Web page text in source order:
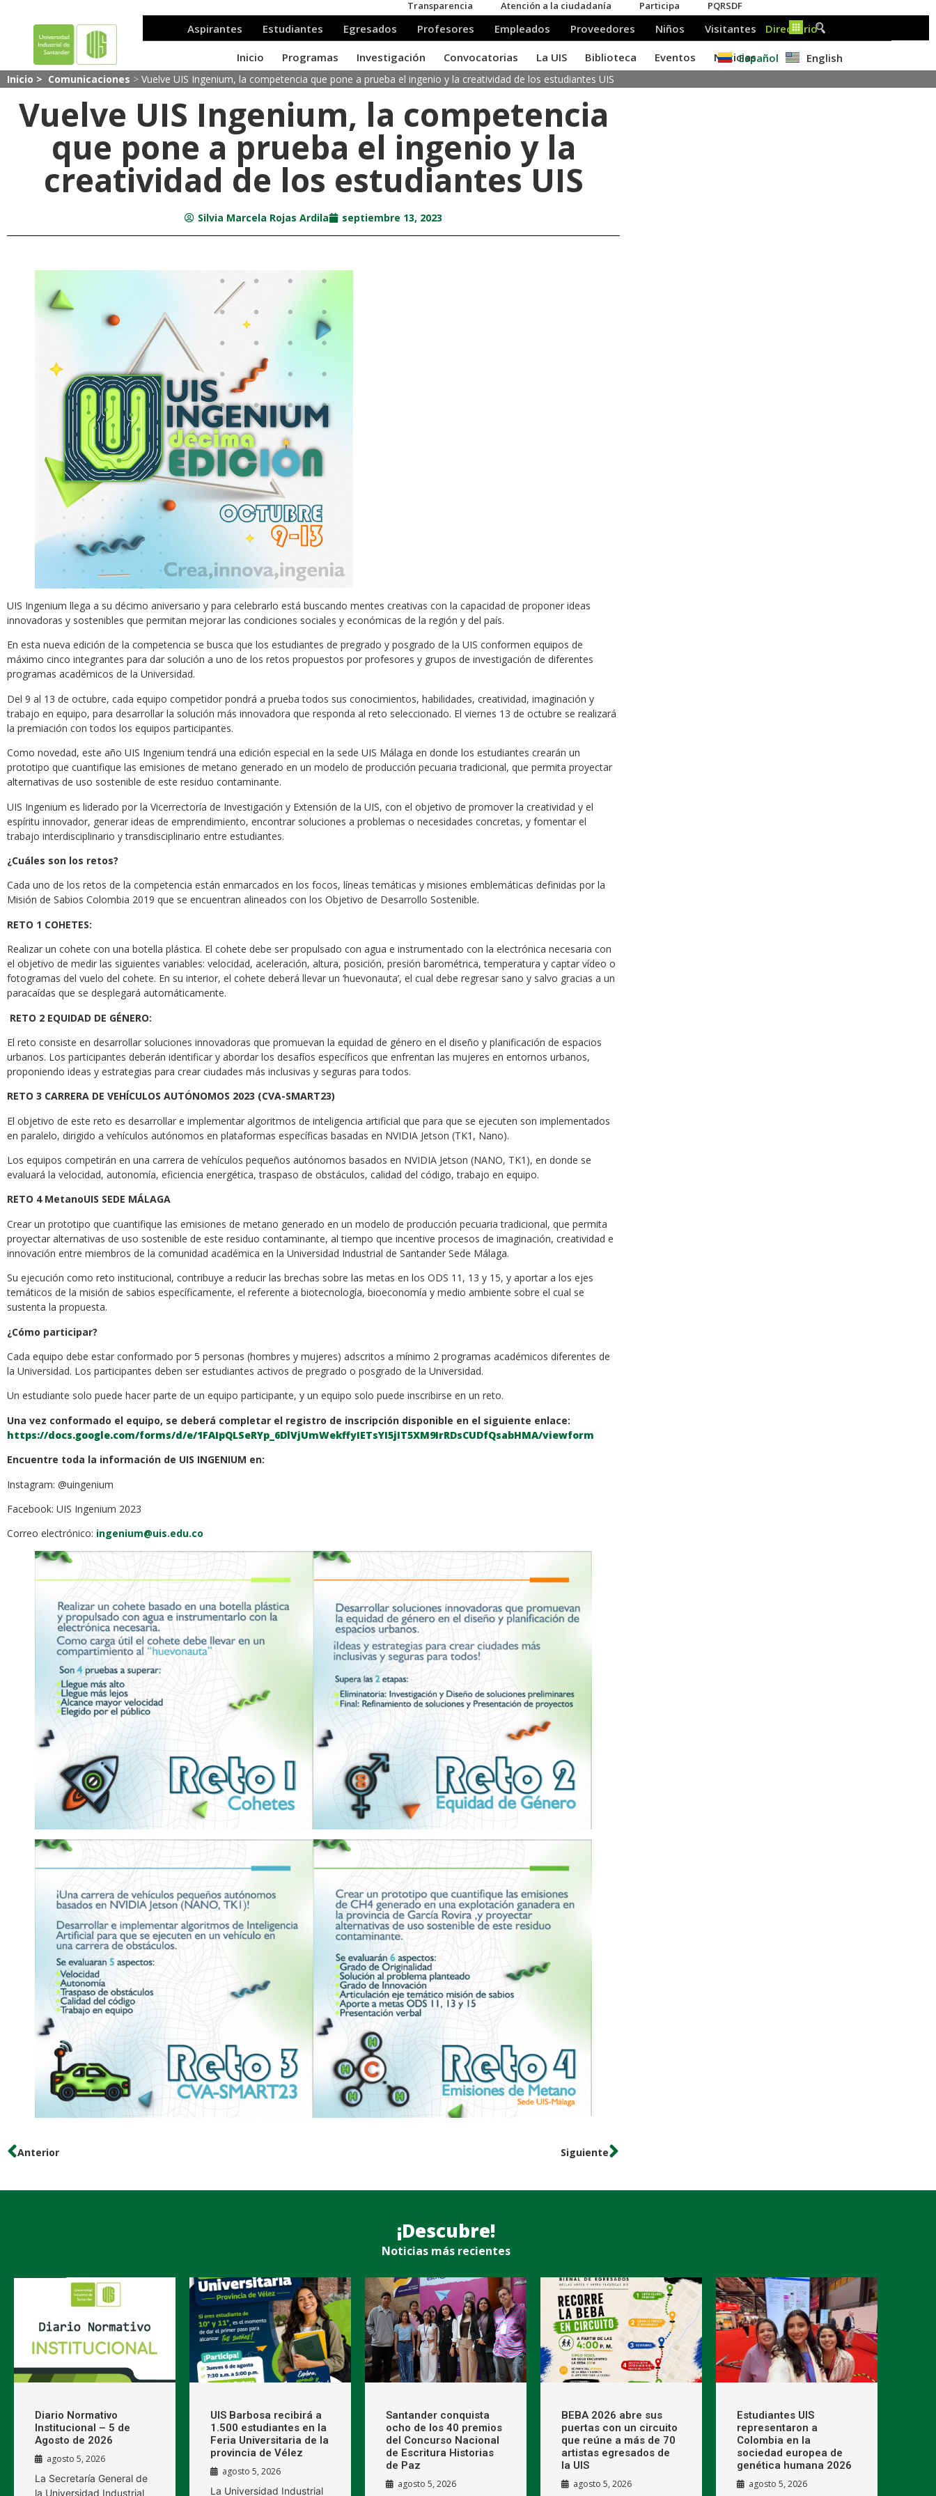
Español English
Inicio > Comunicaciones > Vuelve UIS Ingenium, la competencia que pone a prueba el ingenio y la creatividad de los estudiantes UIS
Vuelve UIS Ingenium, la competencia
que pone a prueba el ingenio y la
creatividad de los estudiantes UIS
Silvia Marcela Rojas Ardila septiembre 13, 2023
UIS Ingenium llega a su décimo aniversario y para celebrarlo está buscando mentes creativas con la capacidad de proponer ideas
innovadoras y sostenibles que permitan mejorar las condiciones sociales y económicas de la región y del país.
En esta nueva edición de la competencia se busca que los estudiantes de pregrado y posgrado de la UIS conformen equipos de
máximo cinco integrantes para dar solución a uno de los retos propuestos por profesores y grupos de investigación de diferentes
programas académicos de la Universidad.
Del 9 al 13 de octubre, cada equipo competidor pondrá a prueba todos sus conocimientos, habilidades, creatividad, imaginación y
trabajo en equipo, para desarrollar la solución más innovadora que responda al reto seleccionado. El viernes 13 de octubre se realizará
la premiación con todos los equipos participantes.
Como novedad, este año UIS Ingenium tendrá una edición especial en la sede UIS Málaga en donde los estudiantes crearán un
prototipo que cuantifique las emisiones de metano generado en un modelo de producción pecuaria tradicional, que permita proyectar
alternativas de uso sostenible de este residuo contaminante.
UIS Ingenium es liderado por la Vicerrectoría de Investigación y Extensión de la UIS, con el objetivo de promover la creatividad y el
espíritu innovador, generar ideas de emprendimiento, encontrar soluciones a problemas o necesidades concretas, y fomentar el
trabajo interdisciplinario y transdisciplinario entre estudiantes.
¿Cuáles son los retos?
Cada uno de los retos de la competencia están enmarcados en los focos, líneas temáticas y misiones emblemáticas definidas por la
Misión de Sabios Colombia 2019 que se encuentran alineados con los Objetivo de Desarrollo Sostenible.
RETO 1 COHETES:
Realizar un cohete con una botella plástica. El cohete debe ser propulsado con agua e instrumentado con la electrónica necesaria con
el objetivo de medir las siguientes variables: velocidad, aceleración, altura, posición, presión barométrica, temperatura y captar vídeo o
fotogramas del vuelo del cohete. En su interior, el cohete deberá llevar un ‘huevonauta’, el cual debe regresar sano y salvo gracias a un
paracaídas que se desplegará automáticamente.
RETO 2 EQUIDAD DE GÉNERO:
El reto consiste en desarrollar soluciones innovadoras que promuevan la equidad de género en el diseño y planificación de espacios
urbanos. Los participantes deberán identificar y abordar los desafíos específicos que enfrentan las mujeres en entornos urbanos,
proponiendo ideas y estrategias para crear ciudades más inclusivas y seguras para todos.
RETO 3 CARRERA DE VEHÍCULOS AUTÓNOMOS 2023 (CVA-SMART23)
El objetivo de este reto es desarrollar e implementar algoritmos de inteligencia artificial que para que se ejecuten son implementados
en paralelo, dirigido a vehículos autónomos en plataformas específicas basadas en NVIDIA Jetson (TK1, Nano).
Los equipos competirán en una carrera de vehículos pequeños autónomos basados en NVIDIA Jetson (NANO, TK1), en donde se
evaluará la velocidad, autonomía, eficiencia energética, traspaso de obstáculos, calidad del código, trabajo en equipo.
RETO 4 MetanoUIS SEDE MÁLAGA
Crear un prototipo que cuantifique las emisiones de metano generado en un modelo de producción pecuaria tradicional, que permita
proyectar alternativas de uso sostenible de este residuo contaminante, al tiempo que incentive procesos de imaginación, creatividad e
innovación entre miembros de la comunidad académica en la Universidad Industrial de Santander Sede Málaga.
Su ejecución como reto institucional, contribuye a reducir las brechas sobre las metas en los ODS 11, 13 y 15, y aportar a los ejes
temáticos de la misión de sabios específicamente, el referente a biotecnología, bioeconomía y medio ambiente sobre el cual se
sustenta la propuesta.
¿Cómo participar?
Cada equipo debe estar conformado por 5 personas (hombres y mujeres) adscritos a mínimo 2 programas académicos diferentes de
la Universidad. Los participantes deben ser estudiantes activos de pregrado o posgrado de la Universidad.
Un estudiante solo puede hacer parte de un equipo participante, y un equipo solo puede inscribirse en un reto.
Una vez conformado el equipo, se deberá completar el registro de inscripción disponible en el siguiente enlace:
https://docs.google.com/forms/d/e/1FAIpQLSeRYp_6DlVjUmWekffyIETsYI5jIT5XM9IrRDsCUDfQsabHMA/viewform
Encuentre toda la información de UIS INGENIUM en:
Instagram: @uingenium
Facebook: UIS Ingenium 2023
Correo electrónico: ingenium@uis.edu.co
Anterior Siguiente
¡Descubre!
Noticias más recientes
Diario Normativo
Institucional – 5 de
Agosto de 2026
agosto 5, 2026
La Secretaría General de
la Universidad Industrial
UIS Barbosa recibirá a
1.500 estudiantes en la
Feria Universitaria de la
provincia de Vélez
agosto 5, 2026
La Universidad Industrial
Santander conquista
ocho de los 40 premios
del Concurso Nacional
de Escritura Historias
de Paz
agosto 5, 2026
BEBA 2026 abre sus
puertas con un circuito
que reúne a más de 70
artistas egresados de
la UIS
agosto 5, 2026
Estudiantes UIS
representaron a
Colombia en la
sociedad europea de
genética humana 2026
agosto 5, 2026